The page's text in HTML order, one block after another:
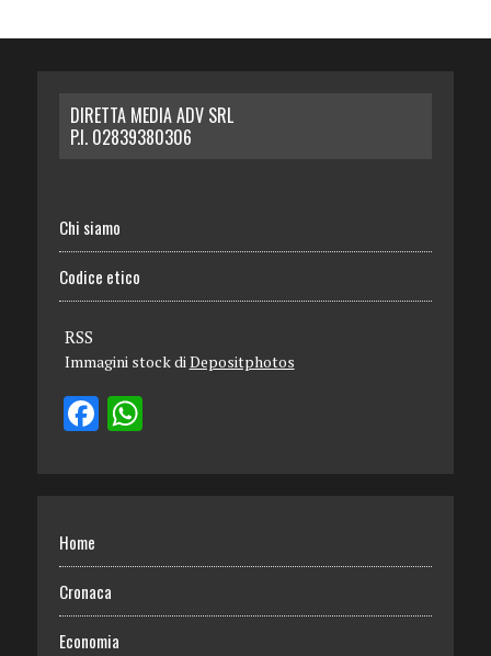
DIRETTA MEDIA ADV SRL
P.I. 02839380306
Chi siamo
Codice etico
RSS
Immagini stock di Depositphotos
Home
Cronaca
Economia